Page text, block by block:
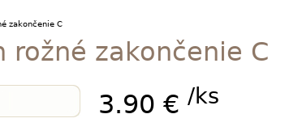
zakončenie C
rožné zakončenie C
3.90 € /ks